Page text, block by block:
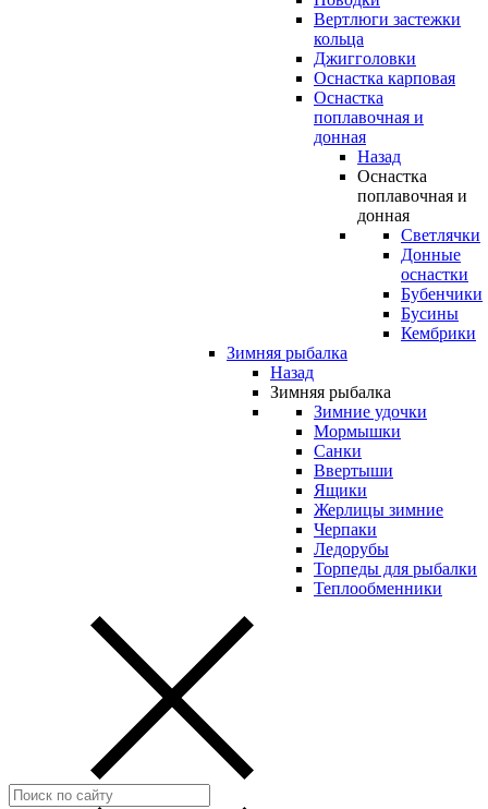
Вертлюги застежки
кольца
Джигголовки
Оснастка карповая
Оснастка
поплавочная и
донная
Назад
Оснастка
поплавочная и
донная
Светлячки
Донные
оснастки
Бубенчики
Бусины
Кембрики
Зимняя рыбалка
Назад
Зимняя рыбалка
Зимние удочки
Мормышки
Санки
Ввертыши
Ящики
Жерлицы зимние
Черпаки
Ледорубы
Торпеды для рыбалки
Теплообменники